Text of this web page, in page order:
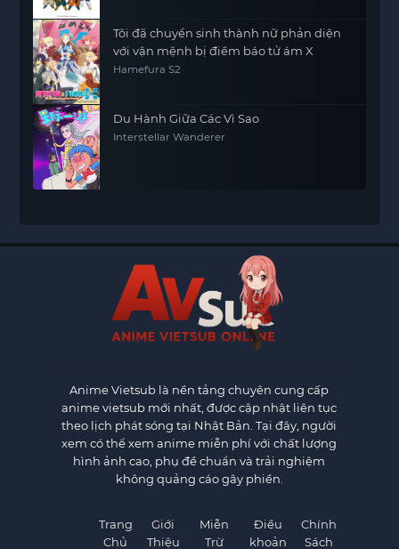
Tôi đã chuyển sinh thành nữ phản diện
với vận mệnh bị điềm báo tử ám X
Hamefura S2
Du Hành Giữa Các Vì Sao
Interstellar Wanderer
Anime Vietsub là nền tảng chuyên cung cấp
anime vietsub mới nhất, được cập nhật liên tục
theo lịch phát sóng tại Nhật Bản. Tại đây, người
xem có thể xem anime miễn phí với chất lượng
hình ảnh cao, phụ đề chuẩn và trải nghiệm
không quảng cáo gây phiền.
Trang
Chủ
Giới
Thiệu
Miễn
Trừ
Điều
khoản
Chính
Sách